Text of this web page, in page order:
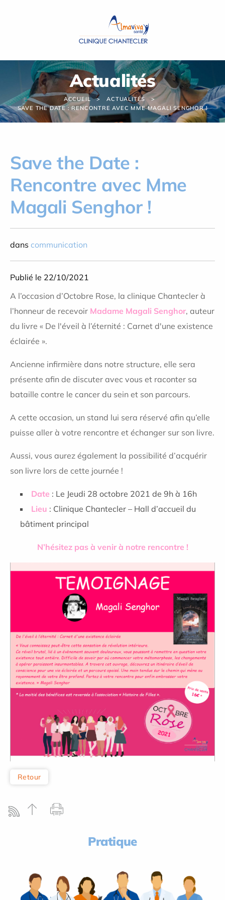
Actualités
ACCUEIL
ACTUALITÉS
SAVE THE DATE : RENCONTRE AVEC MME MAGALI SENGHOR !
Save the Date :
Rencontre avec Mme
Magali Senghor !
dans communication
Publié le 22/10/2021
A l’occasion d’Octobre Rose, la clinique Chantecler à
l’honneur de recevoir Madame Magali Senghor, auteur
du livre « De l'éveil à l’éternité : Carnet d'une existence
éclairée ».
Ancienne infirmière dans notre structure, elle sera
présente afin de discuter avec vous et raconter sa
bataille contre le cancer du sein et son parcours.
A cette occasion, un stand lui sera réservé afin qu’elle
puisse aller à votre rencontre et échanger sur son livre.
Aussi, vous aurez également la possibilité d’acquérir
son livre lors de cette journée !
Date : Le Jeudi 28 octobre 2021 de 9h à 16h
Lieu : Clinique Chantecler – Hall d’accueil du
bâtiment principal
N’hésitez pas à venir à notre rencontre !
Retour
Pratique